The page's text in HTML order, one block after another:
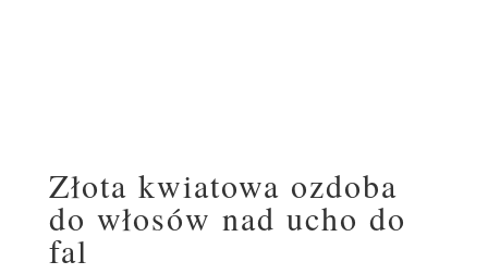
Złota kwiatowa ozdoba
do włosów nad ucho do
fal